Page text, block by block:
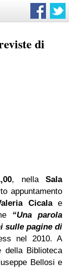
di
, nellaSala
appuntamento
Cicalae
“Una parola
sulle pagine di
nel 2010. A
della Biblioteca
Bellosi e